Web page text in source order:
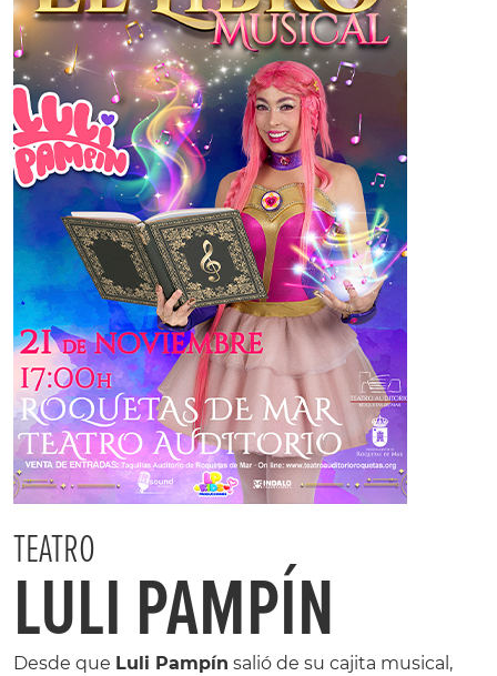
TEATRO
LULI PAMPÍN
Desde que Luli Pampín salió de su cajita musical,